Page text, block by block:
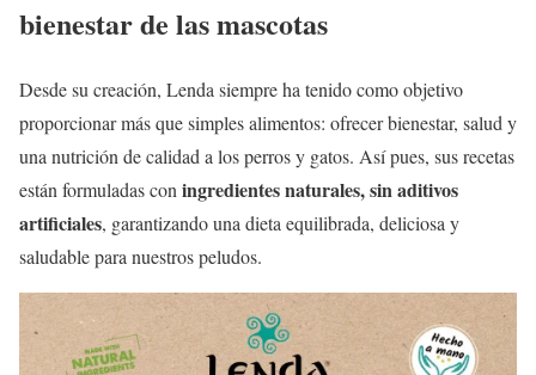
bienestar de las mascotas
Desde su creación, Lenda siempre ha tenido como objetivo
proporcionar más que simples alimentos: ofrecer bienestar, salud y
una nutrición de calidad a los perros y gatos. Así pues, sus recetas
están formuladas con ingredientes naturales, sin aditivos
artificiales, garantizando una dieta equilibrada, deliciosa y
saludable para nuestros peludos.